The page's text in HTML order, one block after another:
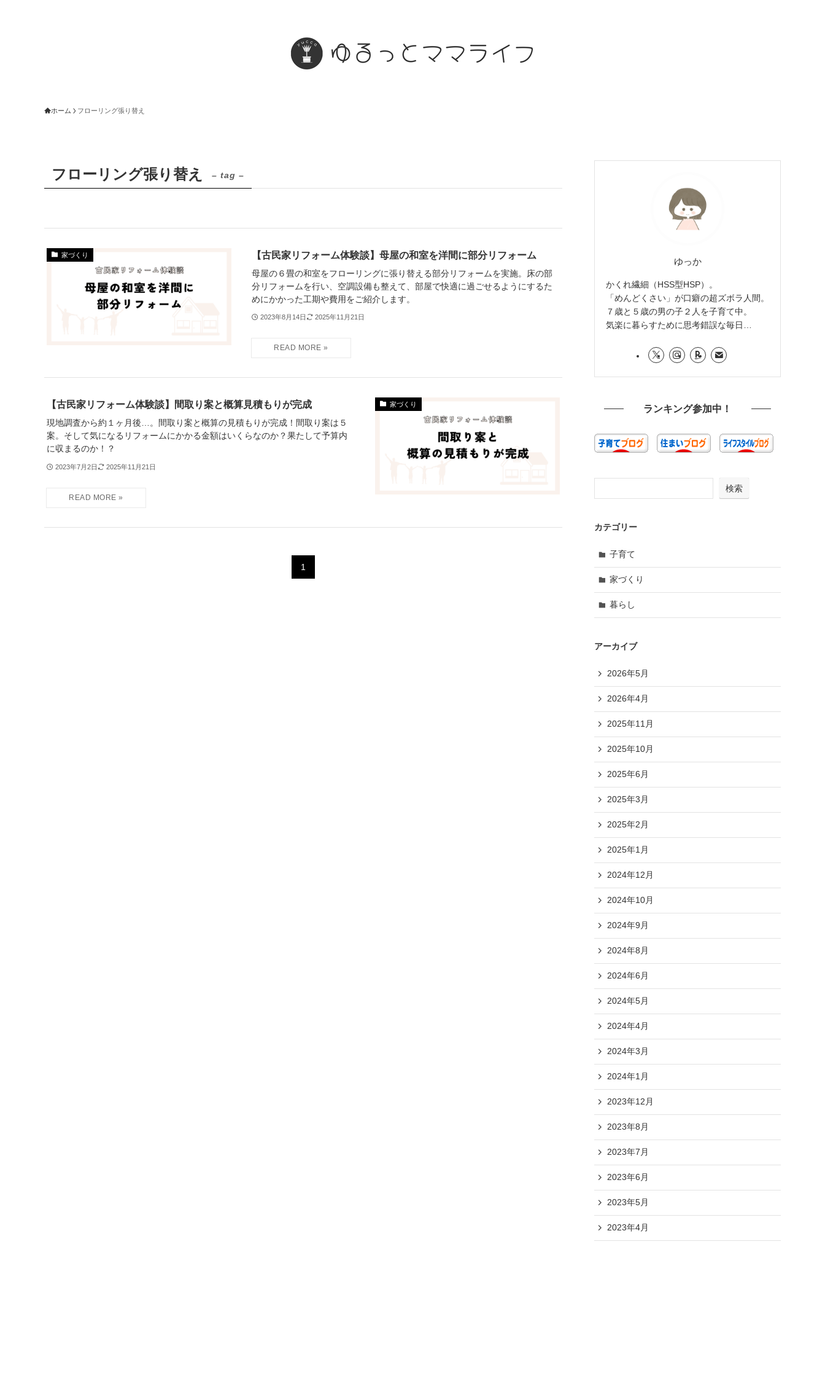
ホーム フローリング張り替え
フローリング張り替え – tag –
家づくり 【古民家リフォーム体験談】母屋の和室を洋間に部分リフォーム
母屋の６畳の和室をフローリングに張り替える部分リフォームを実施。床の部
分リフォームを行い、空調設備も整えて、部屋で快適に過ごせるようにするた
めにかかった工期や費用をご紹介します。
2023年8月14日 2025年11月21日
家づくり
【古民家リフォーム体験談】間取り案と概算見積もりが完成
現地調査から約１ヶ月後…。間取り案と概算の見積もりが完成！間取り案は５
案。そして気になるリフォームにかかる金額はいくらなのか？果たして予算内
に収まるのか！？
2023年7月2日 2025年11月21日
1
ゆっか
かくれ繊細（HSS型HSP）。
「めんどくさい」が口癖の超ズボラ人間。
７歳と５歳の男の子２人を子育て中。
気楽に暮らすために思考錯誤な毎日…
ランキング参加中！
検索
カテゴリー
子育て
家づくり
暮らし
アーカイブ
2026年5月
2026年4月
2025年11月
2025年10月
2025年6月
2025年3月
2025年2月
2025年1月
2024年12月
2024年10月
2024年9月
2024年8月
2024年6月
2024年5月
2024年4月
2024年3月
2024年1月
2023年12月
2023年8月
2023年7月
2023年6月
2023年5月
2023年4月